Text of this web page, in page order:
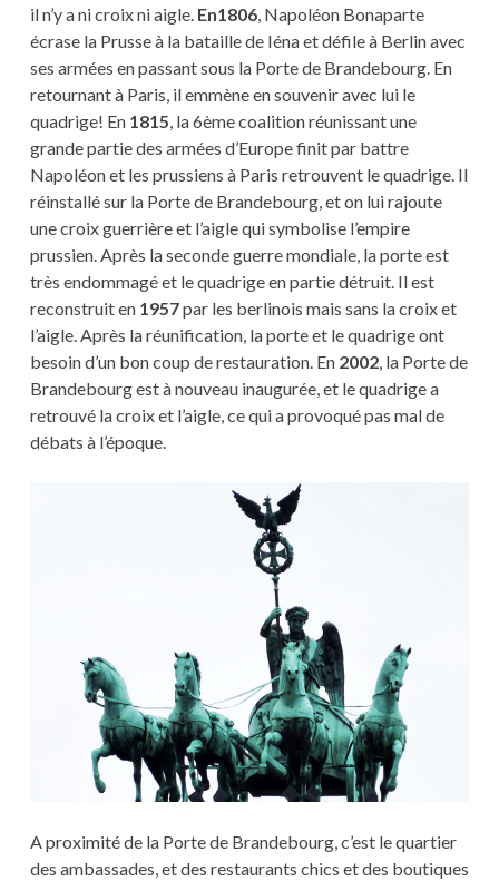
il n’y a ni croix ni aigle. En1806, Napoléon Bonaparte
écrase la Prusse à la bataille de Iéna et défile à Berlin avec
ses armées en passant sous la Porte de Brandebourg. En
retournant à Paris, il emmène en souvenir avec lui le
quadrige! En 1815, la 6ème coalition réunissant une
grande partie des armées d’Europe finit par battre
Napoléon et les prussiens à Paris retrouvent le quadrige. Il
réinstallé sur la Porte de Brandebourg, et on lui rajoute
une croix guerrière et l’aigle qui symbolise l’empire
prussien. Après la seconde guerre mondiale, la porte est
très endommagé et le quadrige en partie détruit. Il est
reconstruit en 1957par les berlinois mais sans la croix et
l’aigle. Après la réunification, la porte et le quadrige ont
besoin d’un bon coup de restauration. En 2002, la Porte de
Brandebourg est à nouveau inaugurée, et le quadrige a
retrouvé la croix et l’aigle, ce qui a provoqué pas mal de
débats à l’époque.
A proximité de la Porte de Brandebourg, c’est le quartier
des ambassades, et des restaurants chics et des boutiques